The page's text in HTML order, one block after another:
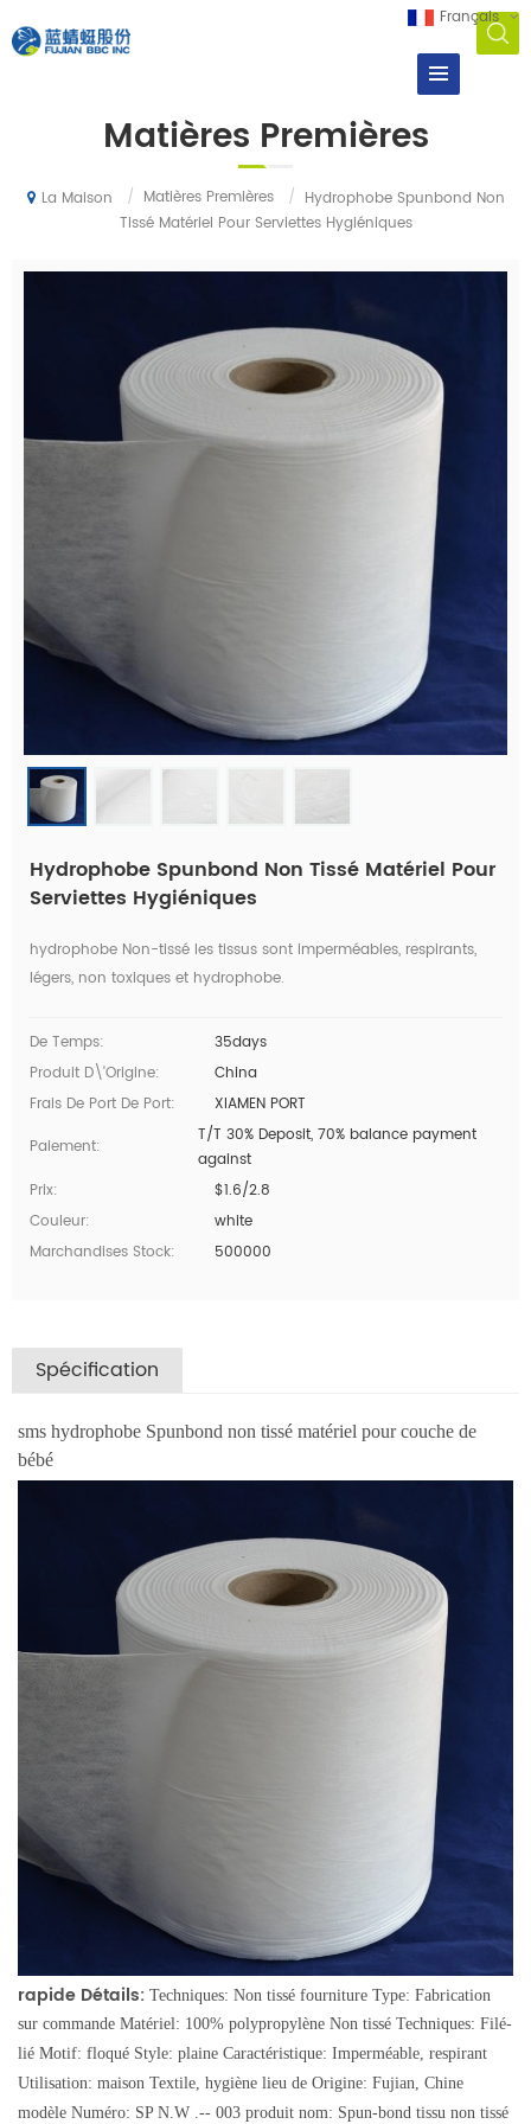
Français
Matières Premières
La Maison / Matières Premières / Hydrophobe Spunbond Non
Tissé Matériel Pour Serviettes Hygiéniques
Hydrophobe Spunbond Non Tissé Matériel Pour
Serviettes Hygiéniques
hydrophobe Non-tissé les tissus sont imperméables, respirants,
légers, non toxiques et hydrophobe.
De Temps:
35days
Produit D\'Origine:
China
Frais De Port De Port:
XIAMEN PORT
Paiement:
T/T 30% Deposit, 70% balance payment
against
Prix:
$1.6/2.8
Couleur:
white
Marchandises Stock:
500000
Spécification
sms hydrophobe Spunbond non tissé matériel pour couche de
bébé
rapide Détails: Techniques: Non tissé fourniture Type: Fabrication
sur commande Matériel: 100% polypropylène Non tissé Techniques: Filé-
lié Motif: floqué Style: plaine Caractéristique: Imperméable, respirant
Utilisation: maison Textile, hygiène lieu de Origine: Fujian, Chine
modèle Numéro: SP N.W .-- 003 produit nom: Spun-bond tissu non tissé